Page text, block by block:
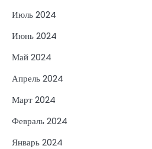
Июль 2024
Июнь 2024
Май 2024
Апрель 2024
Март 2024
Февраль 2024
Январь 2024